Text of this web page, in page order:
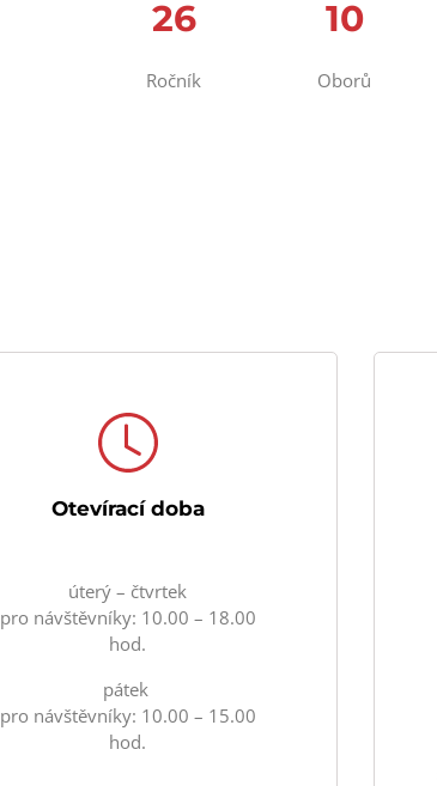
26
Ročník
10
Oborů
Otevírací doba
úterý – čtvrtek
pro návštěvníky: 10.00 – 18.00
hod.
pátek
pro návštěvníky: 10.00 – 15.00
hod.